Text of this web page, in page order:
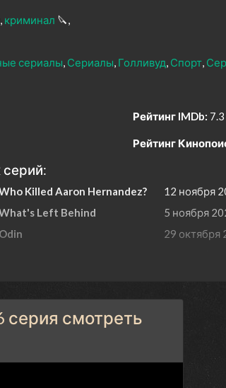
криминал 🔪
сериалы Сериалы Голливуд Спорт
Рейтинг IMDb:
Рейтинг
Killed Aaron Hernandez?
12 ноября
Left Behind
5 ноября
Odin
29 октября
Man
8 октября
Money
with Extreme
17 сентября
серия смотреть